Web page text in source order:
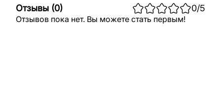
Отзывы (0) 0/5
Отзывов пока нет. Вы можете стать первым!